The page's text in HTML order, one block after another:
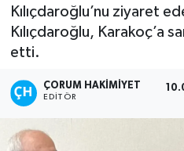
Kılıçdaroğlu’nu ziyaret
Kılıçdaroğlu, Karakoç’a
etti.
ÇORUM HAKIMIYET
EDITÖR
GÜNCEL
EĞİTİM
İLÇELER
Tüm Manşetler
Haber Arşivi